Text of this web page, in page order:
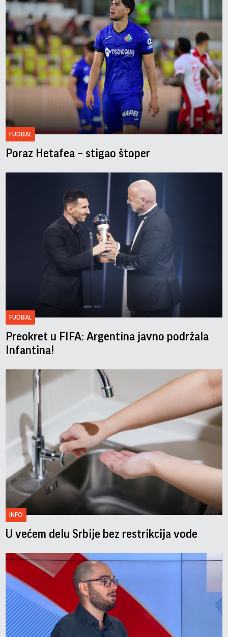
FUDBAL
Poraz Hetafea – stigao štoper
FUDBAL
Preokret u FIFA: Argentina javno podržala
Infantina!
INFO
U većem delu Srbije bez restrikcija vode